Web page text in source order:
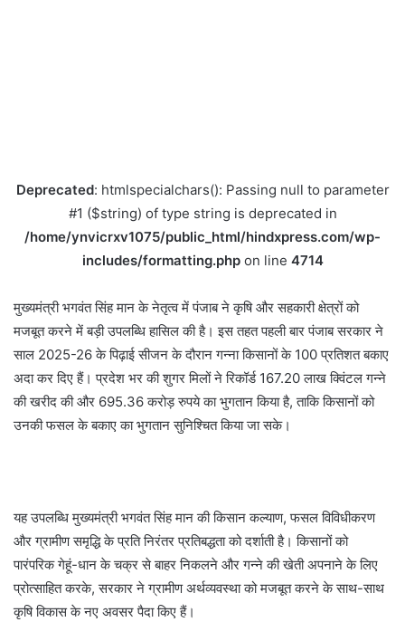
Deprecated: htmlspecialchars(): Passing null to parameter
#1 ($string) of type string is deprecated in
/home/ynvicrxv1075/public_html/hindxpress.com/wp-
includes/formatting.phpon line 4714
मुख्यमंत्री भगवंत सिंह मान के नेतृत्व में पंजाब ने कृषि और सहकारी क्षेत्रों को
मजबूत करने में बड़ी उपलब्धि हासिल की है। इस तहत पहली बार पंजाब सरकार ने
साल 2025-26 के पिढ़ाई सीजन के दौरान गन्ना किसानों के 100 प्रतिशत बकाए
अदा कर दिए हैं। प्रदेश भर की शुगर मिलों ने रिकॉर्ड 167.20 लाख क्विंटल गन्ने
की खरीद की और 695.36 करोड़ रुपये का भुगतान किया है, ताकि किसानों को
उनकी फसल के बकाए का भुगतान सुनिश्चित किया जा सके।
यह उपलब्धि मुख्यमंत्री भगवंत सिंह मान की किसान कल्याण, फसल विविधीकरण
और ग्रामीण समृद्धि के प्रति निरंतर प्रतिबद्धता को दर्शाती है। किसानों को
पारंपरिक गेहूं-धान के चक्र से बाहर निकलने और गन्ने की खेती अपनाने के लिए
प्रोत्साहित करके, सरकार ने ग्रामीण अर्थव्यवस्था को मजबूत करने के साथ-साथ
कृषि विकास के नए अवसर पैदा किए हैं।